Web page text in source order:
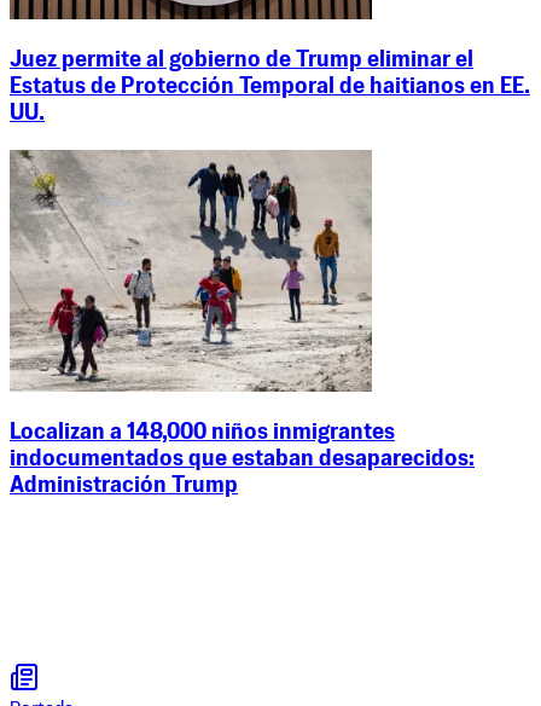
Juez permite al gobierno de Trump eliminar el
Estatus de Protección Temporal de haitianos en EE.
UU.
Localizan a 148,000 niños inmigrantes
indocumentados que estaban desaparecidos:
Administración Trump